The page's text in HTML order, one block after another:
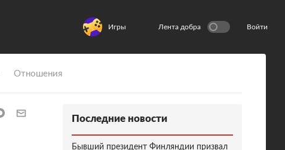
Игры Лента добра Войти
Отношения
Последние новости
Бывший президент Финляндии призвал